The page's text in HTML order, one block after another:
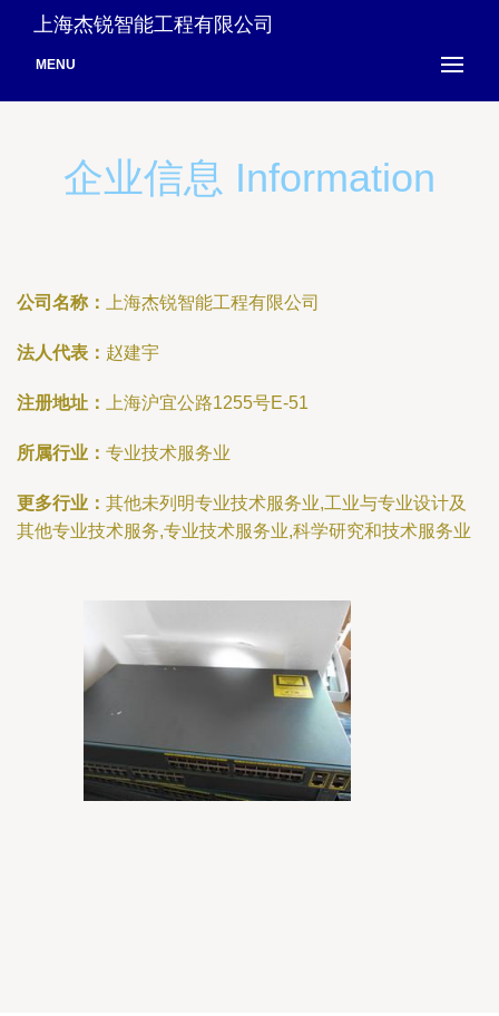
上海杰锐智能工程有限公司
MENU
企业信息 Information
公司名称： 上海杰锐智能工程有限公司
法人代表： 赵建宇
注册地址： 上海沪宜公路1255号E-51
所属行业： 专业技术服务业
更多行业： 其他未列明专业技术服务业,工业与专业设计及
其他专业技术服务,专业技术服务业,科学研究和技术服务业